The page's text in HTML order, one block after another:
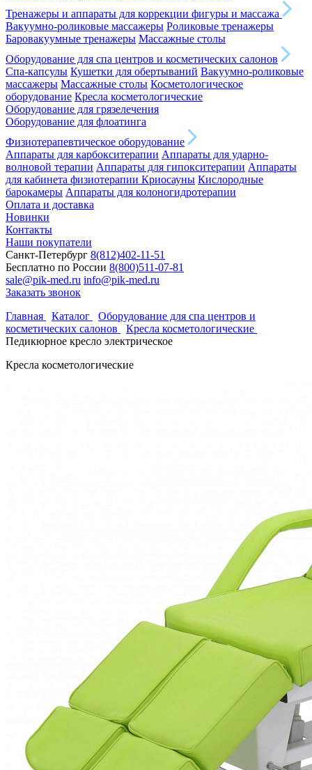
Тренажеры и аппараты для коррекции фигуры и массажа
Вакуумно-роликовые массажеры Роликовые тренажеры
Баровакуумные тренажеры Массажные столы
Оборудование для спа центров и косметических салонов
Спа-капсулы Кушетки для обертываний Вакуумно-роликовые
массажеры Массажные столы Косметологическое
оборудование Кресла косметологические
Оборудование для грязелечения
Оборудование для флоатинга
Физиотерапевтическое оборудование
Аппараты для карбокситерапии Аппараты для ударно-
волновой терапии Аппараты для гипокситерапии Аппараты
для кабинета физиотерапии Криосауны Кислородные
барокамеры Аппараты для колоногидротерапии
Оплата и доставка
Новинки
Контакты
Наши покупатели
Санкт-Петербург 8(812)402-11-51
Бесплатно по России 8(800)511-07-81
sale@pik-med.ru info@pik-med.ru
Заказать звонок
Главная
Каталог
Оборудование для спа центров и
косметических салонов
Кресла косметологические
Педикюрное кресло электрическое
Кресла косметологические